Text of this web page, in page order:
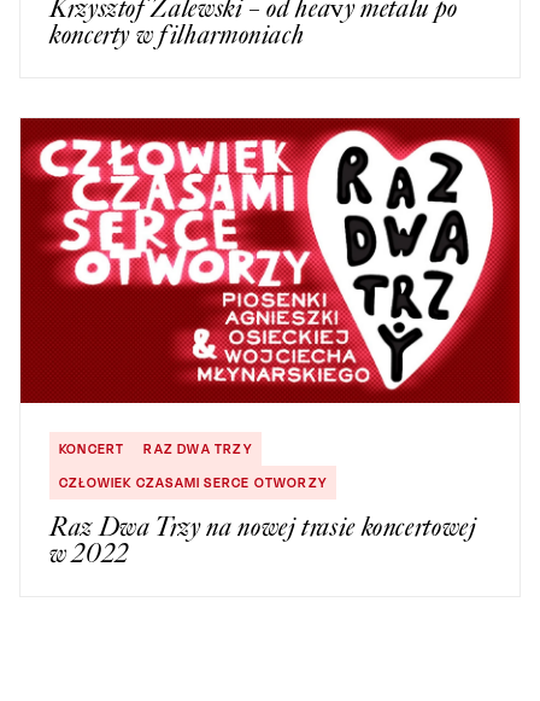
Krzysztof Zalewski – od heavy metalu po
koncerty w filharmoniach
KONCERT
RAZ DWA TRZY
CZŁOWIEK CZASAMI SERCE OTWORZY
Raz Dwa Trzy na nowej trasie koncertowej
w 2022